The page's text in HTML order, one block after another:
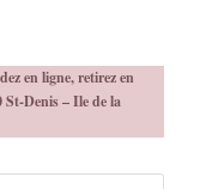
en ligne, retirez en
Denis – Ile de la